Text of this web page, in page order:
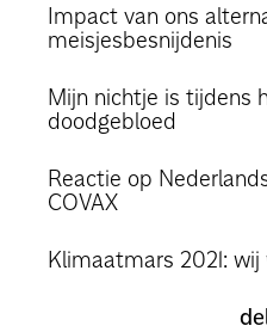
Impact van ons
meisjesbesnijdenis
Mijn nichtje is tijdens
doodgebloed
Reactie op
COVAX
Klimaatmars 2021: